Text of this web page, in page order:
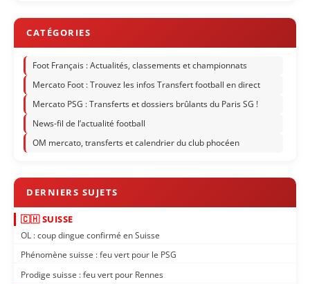
Foot Français : Actualités, classements et championnats
Mercato Foot : Trouvez les infos Transfert football en direct
Mercato PSG : Transferts et dossiers brûlants du Paris SG !
News-fil de l’actualité football
OM mercato, transferts et calendrier du club phocéen
🇨🇭 SUISSE
OL : coup dingue confirmé en Suisse
Phénomène suisse : feu vert pour le PSG
Prodige suisse : feu vert pour Rennes